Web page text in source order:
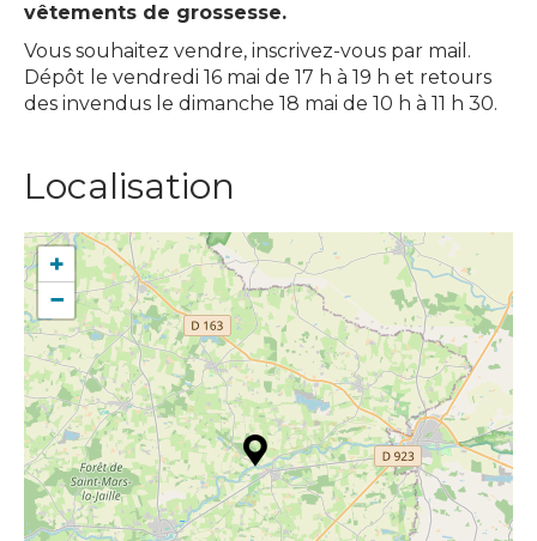
vêtements de grossesse.
Vous souhaitez vendre, inscrivez-vous par mail.
Dépôt le vendredi 16 mai de 17 h à 19 h et retours
des invendus le dimanche 18 mai de 10 h à 11 h 30.
Localisation
+
−